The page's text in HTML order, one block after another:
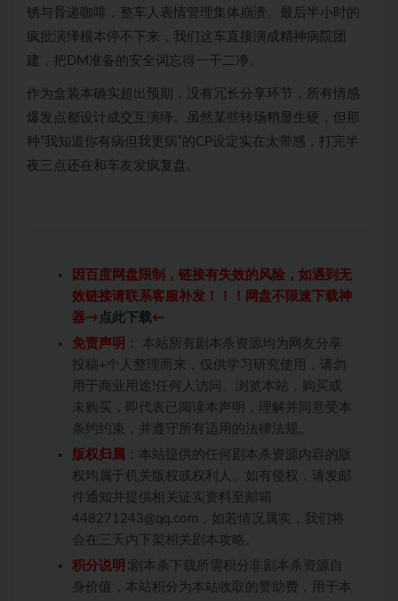
锈与骨递咖啡，整车人表情管理集体崩溃。最后半小时的
疯批演绎根本停不下来，我们这车直接演成精神病院团
建，把DM准备的安全词忘得一干二净。
作为盒装本确实超出预期，没有冗长分享环节，所有情感
爆发点都设计成交互演绎。虽然某些转场稍显生硬，但那
种”我知道你有病但我更病”的CP设定实在太带感，打完半
夜三点还在和车友发疯复盘。
因百度网盘限制，链接有失效的风险，如遇到无
效链接请联系客服补发！！！网盘不限速下载神
器→ 点此下载←
免责声明 ： 本站所有剧本杀资源均为网友分享
投稿+个人整理而来，仅供学习研究使用，请勿
用于商业用途!任何人访问、浏览本站，购买或
未购买，即代表已阅读本声明，理解并同意受本
条约约束，并遵守所有适用的法律法规。
版权归属 ：本站提供的任何剧本杀资源内容的版
权均属于机关版权或权利人。如有侵权，请发邮
件通知并提供相关证实资料至邮箱
448271243@qq.com，如若情况属实，我们将
会在三天内下架相关剧本攻略。
积分说明 ∶剧本杀下载所需积分非剧本杀资源自
身价值，本站积分为本站收取的赞助费，用于本